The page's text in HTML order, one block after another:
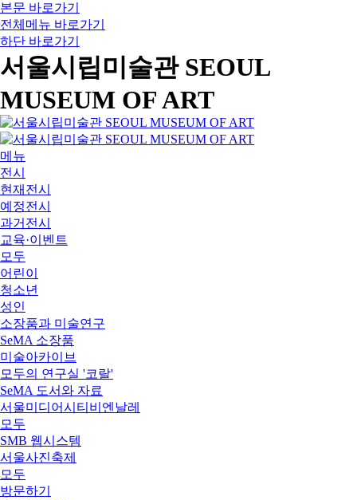
본문 바로가기
전체메뉴 바로가기
하단 바로가기
서울시립미술관 SEOUL
MUSEUM OF ART
메뉴
전시
현재전시
예정전시
과거전시
교육·이벤트
모두
어린이
청소년
성인
소장품과 미술연구
SeMA 소장품
미술아카이브
모두의 연구실 '코랄'
SeMA 도서와 자료
서울미디어시티비엔날레
모두
SMB 웹시스템
서울사진축제
모두
방문하기